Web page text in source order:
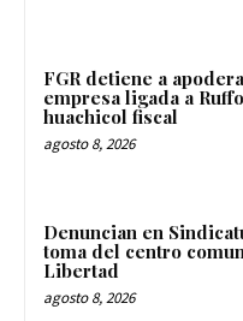
FGR detiene a
empresa ligada a
huachicol fiscal
agosto 8, 2026
Denuncian en
toma del centro
Libertad
agosto 8, 2026